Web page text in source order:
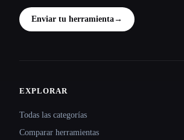
Enviar tu herramienta→
Site navigation
EXPLORAR
Todas las categorías
Comparar herramientas